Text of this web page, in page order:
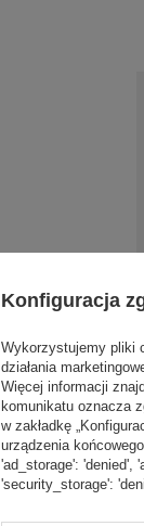
Konfiguracja
Wykorzystujemy pliki
działania
Więcej informacji
komunikatu oznacza
w zakładkę
urządzenia
'ad_storage': 'denied',
'security_storage':